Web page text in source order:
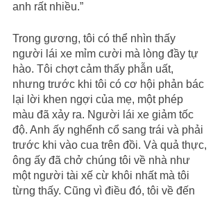
anh rất nhiều.”
Trong gương, tôi có thể nhìn thấy
người lái xe mỉm cười mà lòng đầy tự
hào. Tôi chợt cảm thấy phẫn uất,
nhưng trước khi tôi có cơ hội phản bác
lại lời khen ngợi của mẹ, một phép
màu đã xảy ra. Người lái xe giảm tốc
độ. Anh ấy nghểnh cổ sang trái và phải
trước khi vào cua trên đồi. Và quả thực,
ông ấy đã chở chúng tôi về nhà như
một người tài xế cừ khôi nhất mà tôi
từng thấy. Cũng vì điều đó, tôi về đến